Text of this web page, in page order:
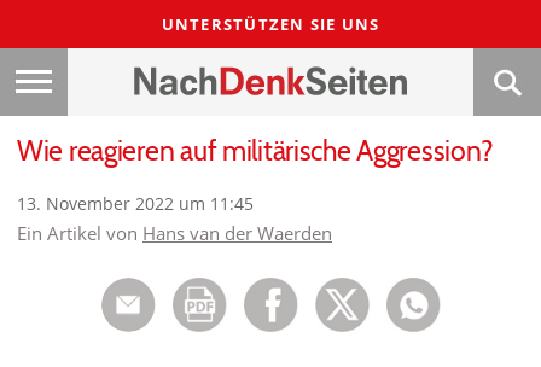
UNTERSTÜTZEN SIE UNS
Wie reagieren auf militärische Aggression?
13. November 2022 um 11:45
Ein Artikel von Hans van der Waerden